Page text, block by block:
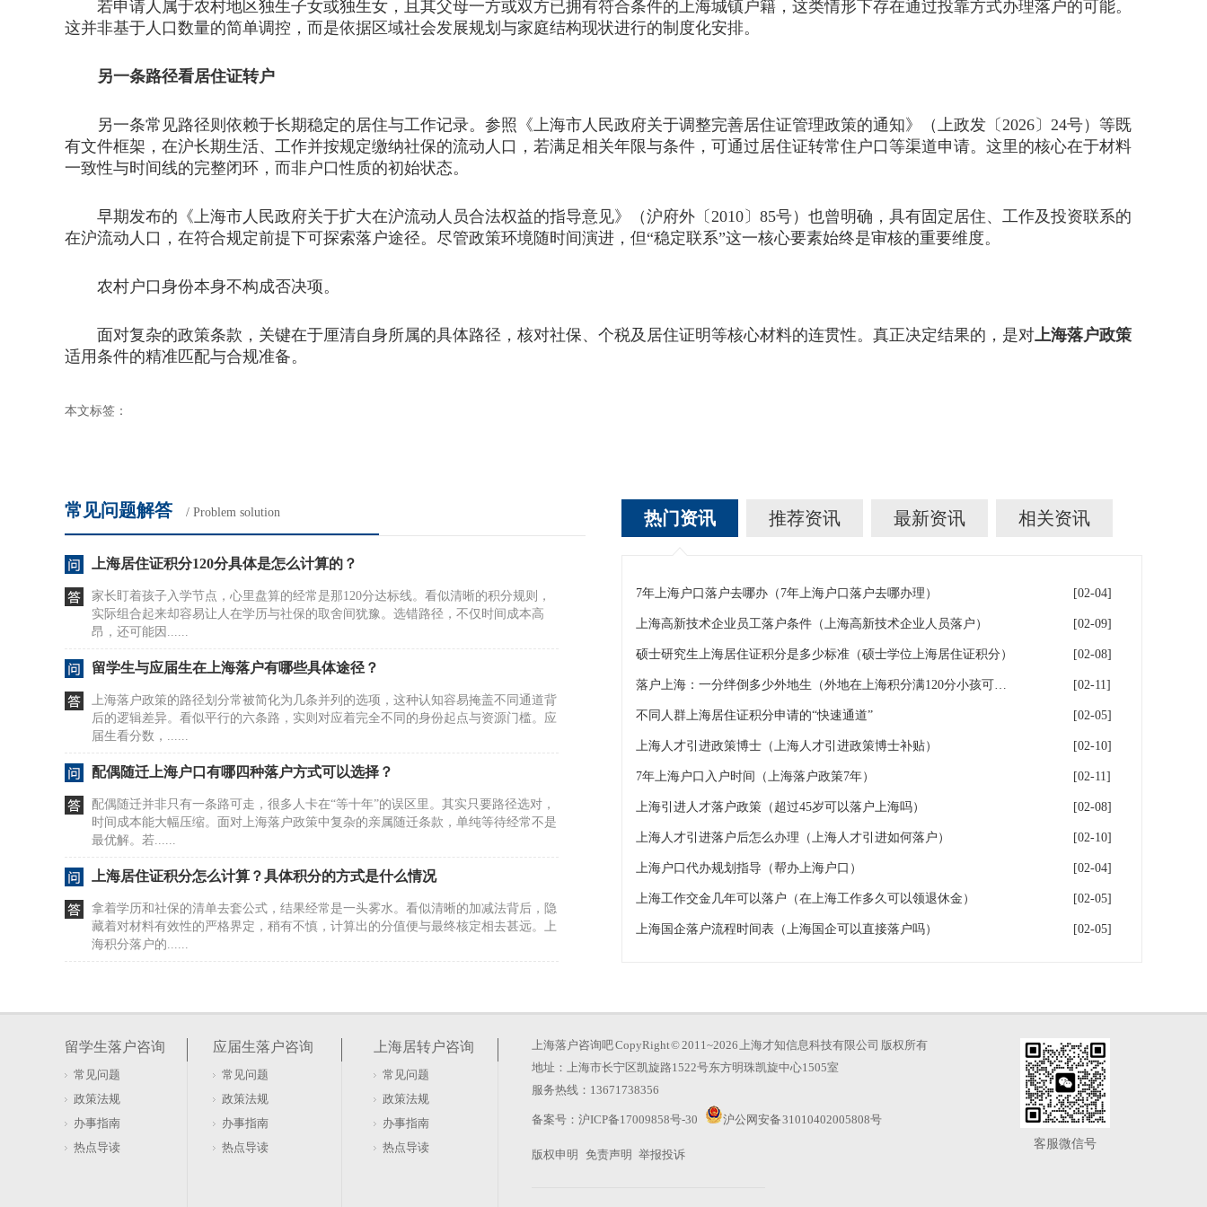
若申请人属于农村地区独生子女或独生女，且其父母一方或双方已拥有符合条件的上海城镇户籍，这类情形下存在通过投靠方式办理落户的可能。
这并非基于人口数量的简单调控，而是依据区域社会发展规划与家庭结构现状进行的制度化安排。
另一条路径看居住证转户
另一条常见路径则依赖于长期稳定的居住与工作记录。参照《上海市人民政府关于调整完善居住证管理政策的通知》（上政发〔2026〕24号）等既
有文件框架，在沪长期生活、工作并按规定缴纳社保的流动人口，若满足相关年限与条件，可通过居住证转常住户口等渠道申请。这里的核心在于材料
一致性与时间线的完整闭环，而非户口性质的初始状态。
早期发布的《上海市人民政府关于扩大在沪流动人员合法权益的指导意见》（沪府外〔2010〕85号）也曾明确，具有固定居住、工作及投资联系的
在沪流动人口，在符合规定前提下可探索落户途径。尽管政策环境随时间演进，但“稳定联系”这一核心要素始终是审核的重要维度。
农村户口身份本身不构成否决项。
面对复杂的政策条款，关键在于厘清自身所属的具体路径，核对社保、个税及居住证明等核心材料的连贯性。真正决定结果的，是对上海落户政策
适用条件的精准匹配与合规准备。
本文标签：
常见问题解答 / Problem solution
上海居住证积分120分具体是怎么计算的？
家长盯着孩子入学节点，心里盘算的经常是那120分达标线。看似清晰的积分规则，
实际组合起来却容易让人在学历与社保的取舍间犹豫。选错路径，不仅时间成本高
昂，还可能因......
留学生与应届生在上海落户有哪些具体途径？
上海落户政策的路径划分常被简化为几条并列的选项，这种认知容易掩盖不同通道背
后的逻辑差异。看似平行的六条路，实则对应着完全不同的身份起点与资源门槛。应
届生看分数，......
配偶随迁上海户口有哪四种落户方式可以选择？
配偶随迁并非只有一条路可走，很多人卡在“等十年”的误区里。其实只要路径选对，
时间成本能大幅压缩。面对上海落户政策中复杂的亲属随迁条款，单纯等待经常不是
最优解。若......
上海居住证积分怎么计算？具体积分的方式是什么情况
拿着学历和社保的清单去套公式，结果经常是一头雾水。看似清晰的加减法背后，隐
藏着对材料有效性的严格界定，稍有不慎，计算出的分值便与最终核定相去甚远。上
海积分落户的......
很多人盯着社保和劳动合同，以为这是办证的硬门槛。2026年的政策调整却反其道而
本与租赁......
软考证书能否用于上海居住证积分落户办理
盯着软考证书发呆，以为拿到手就能直接兑换上海户口？这种想法太天真。上海积分
卡在有了证......
热门资讯 推荐资讯 最新资讯 相关资讯
7年上海户口落户去哪办（7年上海户口落户去哪办理） [02-04]
上海高新技术企业员工落户条件（上海高新技术企业人员落户） [02-09]
硕士研究生上海居住证积分是多少标准（硕士学位上海居住证积分） [02-08]
落户上海：一分绊倒多少外地生（外地在上海积分满120分小孩可以考上海大学吗） [02-11]
不同人群上海居住证积分申请的“快速通道” [02-05]
上海人才引进政策博士（上海人才引进政策博士补贴） [02-10]
7年上海户口入户时间（上海落户政策7年） [02-11]
上海引进人才落户政策（超过45岁可以落户上海吗） [02-08]
上海人才引进落户后怎么办理（上海人才引进如何落户） [02-10]
上海户口代办规划指导（帮办上海户口） [02-04]
上海工作交金几年可以落户（在上海工作多久可以领退休金） [02-05]
上海国企落户流程时间表（上海国企可以直接落户吗） [02-05]
留学生落户咨询
常见问题
政策法规
办事指南
热点导读
应届生落户咨询
常见问题
政策法规
办事指南
热点导读
上海居转户咨询
常见问题
政策法规
办事指南
热点导读
上海落户咨询吧CopyRight © 2011~2026 上海才知信息科技有限公司 版权所有
地址：上海市长宁区凯旋路1522号东方明珠凯旋中心1505室
服务热线：13671738356
备案号： 沪ICP备17009858号-30 沪公网安备 31010402005808号
版权申明 免责声明 举报投诉
客服微信号